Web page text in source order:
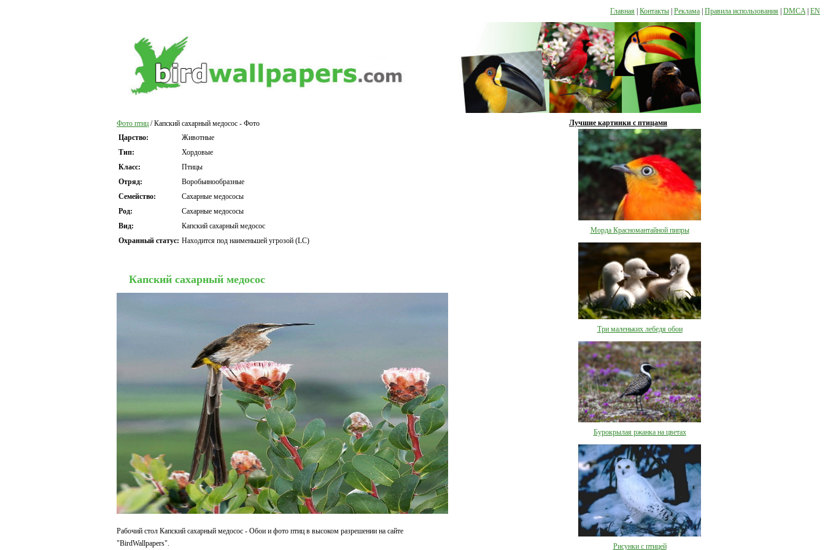
Главная Контакты Реклама Правила использования DMCA EN
Фото птиц / Капский сахарный медосос - Фото
Царство:
Животные
Тип:
Хордовые
Класс:
Птицы
Отряд:
Воробьинообразные
Семейство:
Сахарные медососы
Род:
Сахарные медососы
Вид:
Капский сахарный медосос
Охранный статус: Находится под наименьшей угрозой (LC)
Капский сахарный медосос
Рабочий стол Капский сахарный медосос - Обои и фото птиц в высоком разрешении на сайте
"BirdWallpapers".
Лучшие картинки с птицами
Морда Красномантайной пипры
Три маленьких лебедя обои
Бурокрылая ржанка на цветах
Рисунки с птицей